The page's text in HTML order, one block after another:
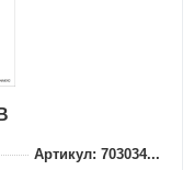
Артикул: 703034...